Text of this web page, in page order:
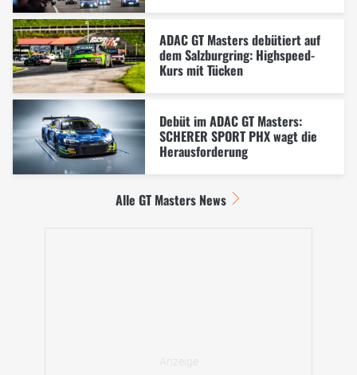
ADAC GT Masters debütiert auf
dem Salzburgring: Highspeed-
Kurs mit Tücken
Debüt im ADAC GT Masters:
SCHERER SPORT PHX wagt die
Herausforderung
Alle GT Masters News